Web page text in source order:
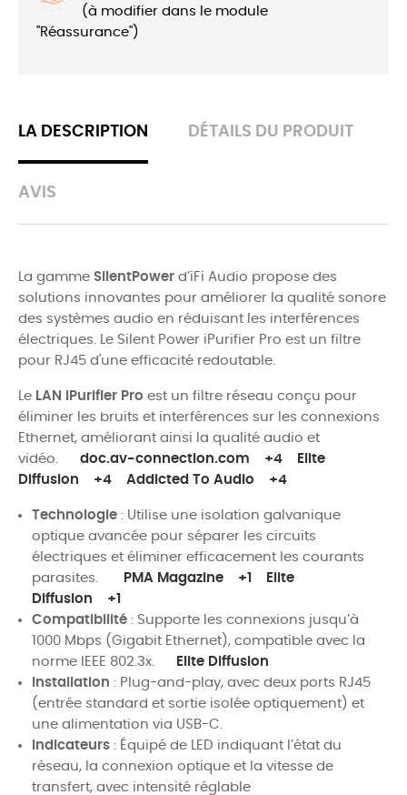
(à modifier dans le module
"Réassurance")
LA DESCRIPTION DÉTAILS DU PRODUIT
AVIS
La gamme SilentPower d’iFi Audio propose des
solutions innovantes pour améliorer la qualité sonore
des systèmes audio en réduisant les interférences
électriques. Le Silent Power iPurifier Pro est un filtre
pour RJ45 d'une efficacité redoutable.
Le LAN iPurifier Pro est un filtre réseau conçu pour
éliminer les bruits et interférences sur les connexions
Ethernet, améliorant ainsi la qualité audio et
vidéo.
doc.av-connection.com +4
Elite
Diffusion
+4 Addicted To Audio +4
Technologie : Utilise une isolation galvanique
optique avancée pour séparer les circuits
électriques et éliminer efficacement les courants
parasites.
PMA Magazine +1
Elite
Diffusion
+1
Compatibilité : Supporte les connexions jusqu’à
1000 Mbps (Gigabit Ethernet), compatible avec la
norme IEEE 802.3x.
Elite Diffusion
Installation : Plug-and-play, avec deux ports RJ45
(entrée standard et sortie isolée optiquement) et
une alimentation via USB-C.
Indicateurs : Équipé de LED indiquant l’état du
réseau, la connexion optique et la vitesse de
transfert, avec intensité réglable